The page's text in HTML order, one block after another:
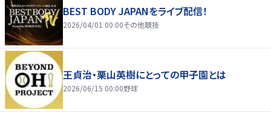
BEST BODY JAPANをライブ配信！
2026/04/01 00:00その他競技
王貞治・栗山英樹にとっての甲子園とは
2026/06/15 00:00野球